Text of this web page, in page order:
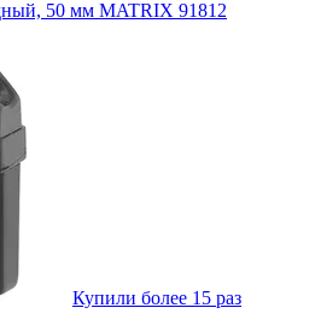
50 мм MATRIX 91812
Купили более 15 раз